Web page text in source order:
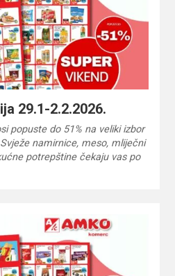
29.1-2.2.2026.
popuste do 51% na veliki izbor
namirnice, meso, mliječni
potrepštine čekaju vas po